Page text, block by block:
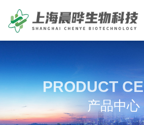
PRODUCT
产品中心